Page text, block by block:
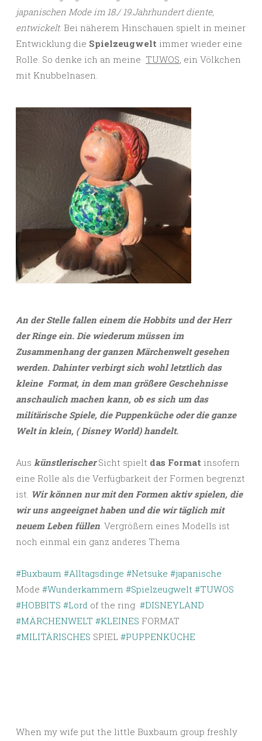
japanischen Mode im 18./ 19.Jahrhundert diente,
entwickelt. Bei näherem Hinschauen spielt in meiner
Entwicklung die Spielzeugwelt immer wieder eine
Rolle. So denke ich an meine TUWOS, ein Völkchen
mit Knubbelnasen.
An der Stelle fallen einem die Hobbits und der Herr
der Ringe ein. Die wiederum müssen im
Zusammenhang der ganzen Märchenwelt gesehen
werden. Dahinter verbirgt sich wohl letztlich das
kleine Format, in dem man größere Geschehnisse
anschaulich machen kann, ob es sich um das
militärische Spiele, die Puppenküche oder die ganze
Welt in klein, ( Disney World) handelt.
Aus künstlerischerSicht spielt das Format insofern
eine Rolle als die Verfügbarkeit der Formen begrenzt
ist. Wir können nur mit den Formen aktiv spielen, die
wir uns angeeignet haben und die wir täglich mit
neuem Leben füllen. Vergrößern eines Modells ist
noch einmal ein ganz anderes Thema
#Buxbaum #Alltagsdinge #Netsuke #japanische
Mode #Wunderkammern #Spielzeugwelt #TUWOS
#HOBBITS #Lord of the ring #DISNEYLAND
#MÄRCHENWELT #KLEINES FORMAT
#MILITÄRISCHES SPIEL #PUPPENKÜCHE
When my wife put the little Buxbaum group freshly